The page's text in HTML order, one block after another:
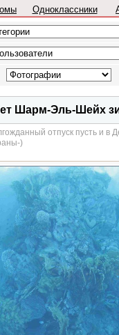
Одноклассники
Шарм-Эль-Шейх
отпуск пусть и в
)